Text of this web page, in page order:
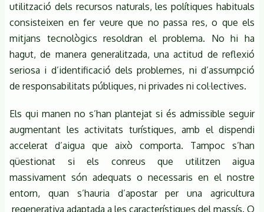
utilització dels recursos naturals, les polítiques habituals
consisteixen en fer veure que no passa res, o que els
mitjans tecnològics resoldran el problema. No hi ha
hagut, de manera generalitzada, una actitud de reflexió
seriosa i d’identificació dels problemes, ni d’assumpció
de responsabilitats públiques, ni privades ni col·lectives.
Els qui manen no s’han plantejat si és admissible seguir
augmentant les activitats turístiques, amb el dispendi
accelerat d’aigua que això comporta. Tampoc s’han
qüestionat si els conreus que utilitzen aigua
massivament són adequats o necessaris en el nostre
entorn, quan s’hauria d’apostar per una agricultura
regenerativa adaptada a les característiques del massís. O